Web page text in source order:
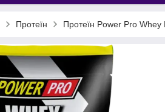
Протеїн Протеїн Power Pro Whey